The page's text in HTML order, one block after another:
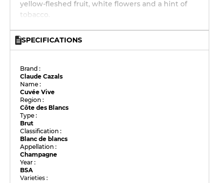
yellow-fleshed fruit, white flowers and a hint of
tobacco.
SPECIFICATIONS
Brand :
Claude Cazals
Name :
Cuvée Vive
Region :
Côte des Blancs
Type :
Brut
Classification :
Blanc de blancs
Appellation :
Champagne
Year :
BSA
Varieties :